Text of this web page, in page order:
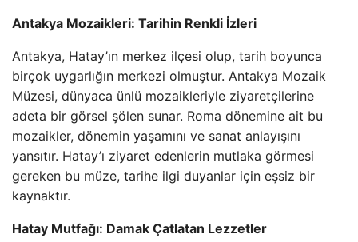
Antakya Mozaikleri: Tarihin Renkli İzleri
Antakya, Hatay’ın merkez ilçesi olup, tarih boyunca
birçok uygarlığın merkezi olmuştur. Antakya Mozaik
Müzesi, dünyaca ünlü mozaikleriyle ziyaretçilerine
adeta bir görsel şölen sunar. Roma dönemine ait bu
mozaikler, dönemin yaşamını ve sanat anlayışını
yansıtır. Hatay’ı ziyaret edenlerin mutlaka görmesi
gereken bu müze, tarihe ilgi duyanlar için eşsiz bir
kaynaktır.
Hatay Mutfağı: Damak Çatlatan Lezzetler